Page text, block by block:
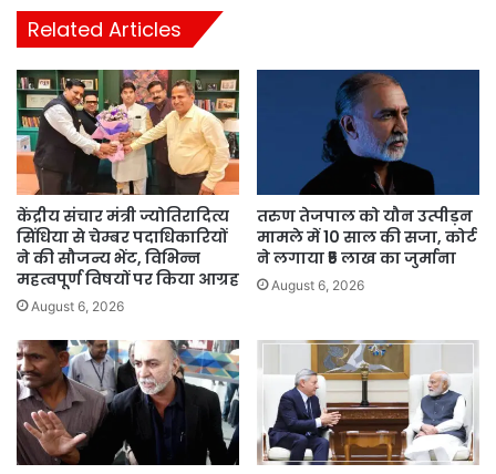
Related Articles
केंद्रीय संचार मंत्री ज्योतिरादित्य
सिंधिया से चेम्बर पदाधिकारियों
ने की सौजन्य भेंट, विभिन्न
महत्वपूर्ण विषयों पर किया आग्रह
August 6, 2026
तरुण तेजपाल को यौन उत्पीड़न
मामले में 10 साल की सजा, कोर्ट
ने लगाया ₹5 लाख का जुर्माना
August 6, 2026